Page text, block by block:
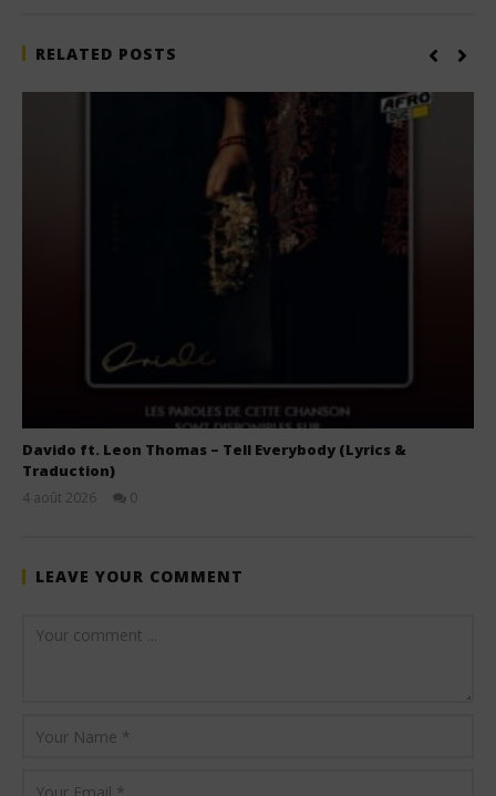
RELATED POSTS
Davido ft. Leon Thomas – Tell Everybody (Lyrics &
Traduction)
4 août 2026
0
LEAVE YOUR COMMENT